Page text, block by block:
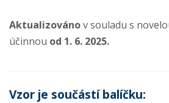
Aktualizovánov souladu s
účinnou od 1. 6. 2025.
Vzor je součástí balíčku: